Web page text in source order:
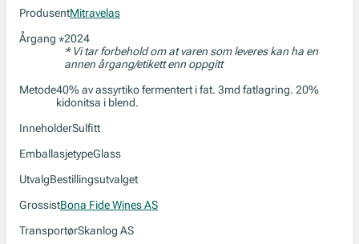
ProdusentMitravelas
Årgang *2024
* Vi tar forbehold om at varen som leveres kan ha en
annen årgang/etikett enn oppgitt
Metode40% av assyrtiko fermentert i fat. 3md fatlagring. 20%
kidonitsa i blend.
InneholderSulfitt
EmballasjetypeGlass
UtvalgBestillingsutvalget
GrossistBona Fide Wines AS
TransportørSkanlog AS